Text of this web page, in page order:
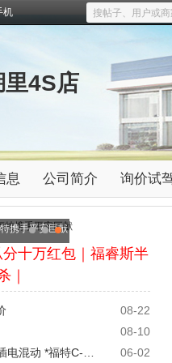
机
里4S店
息 公司简介 询价试
携手平安巨献
分十万红包｜福睿斯半
｜
08-22
08-10
06-02